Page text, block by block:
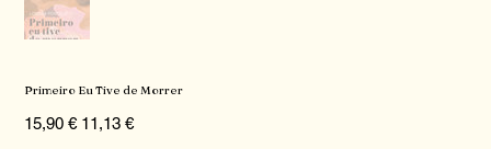
Primeiro Eu Tive de Morrer
Preço
original
15,90 €
Preço
promocional
11,13 €